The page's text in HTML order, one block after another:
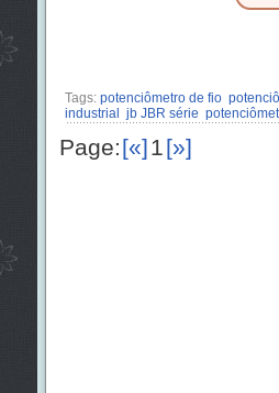
Tags: potenciômetro de fio
industrial jb JBR série
Page:[«]1[»]